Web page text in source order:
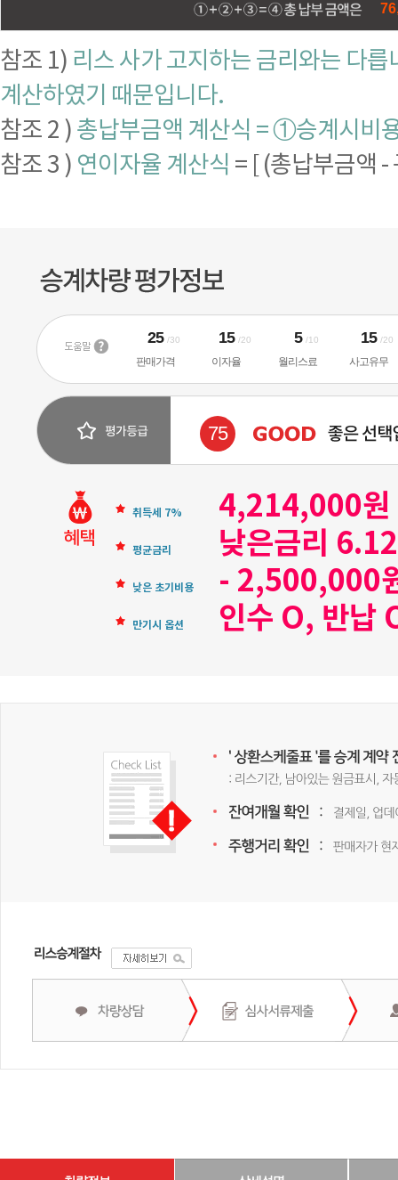
참조 1) 리스 사가 고지하는 금리와는 다
계산하였기 때문입니다.
참조 2 ) 총납부금액 계산식 = ①승계시비
참조 3 ) 연이자율 계산식 = [ (총납부금액 -
판매가격
25/30
이자율
15/20
월리스료
5 /10
사고유무
15/20
75
취득세 7% 4,214,000원
평균금리 낮은금리
낮은 초기비용 - 2,500,000
만기시 옵션 인수 O, 반납